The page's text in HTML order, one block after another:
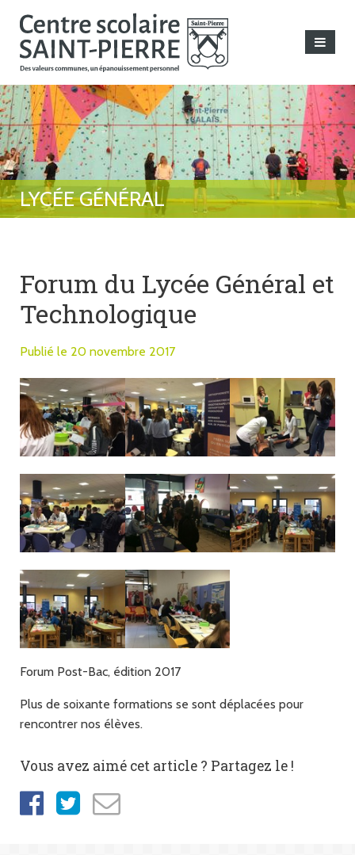
Forum du Lycée Général et
Technologique
Publié le 20 novembre 2017
Forum Post-Bac, édition 2017
Plus de soixante formations se sont déplacées pour
rencontrer nos élèves.
Vous avez aimé cet article ? Partagez le !